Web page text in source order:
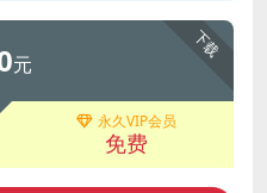
下载
元
永久VIP会员
免费